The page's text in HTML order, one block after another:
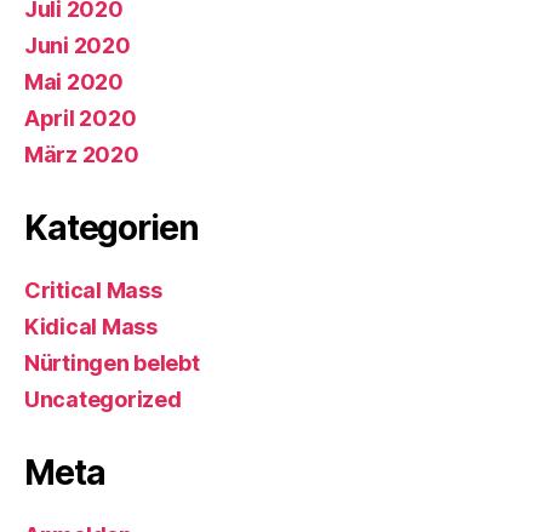
Juli 2020
Juni 2020
Mai 2020
April 2020
März 2020
Kategorien
Critical Mass
Kidical Mass
Nürtingen belebt
Uncategorized
Meta